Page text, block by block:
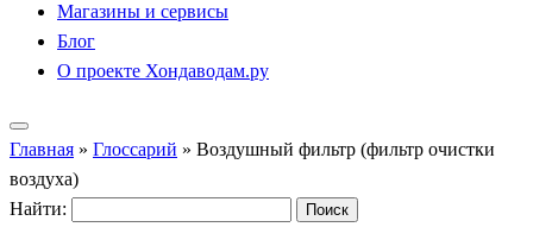
Магазины и сервисы
Блог
О проекте Хондаводам.ру
Главная » Глоссарий » Воздушный фильтр (фильтр очистки
воздуха)
Найти: